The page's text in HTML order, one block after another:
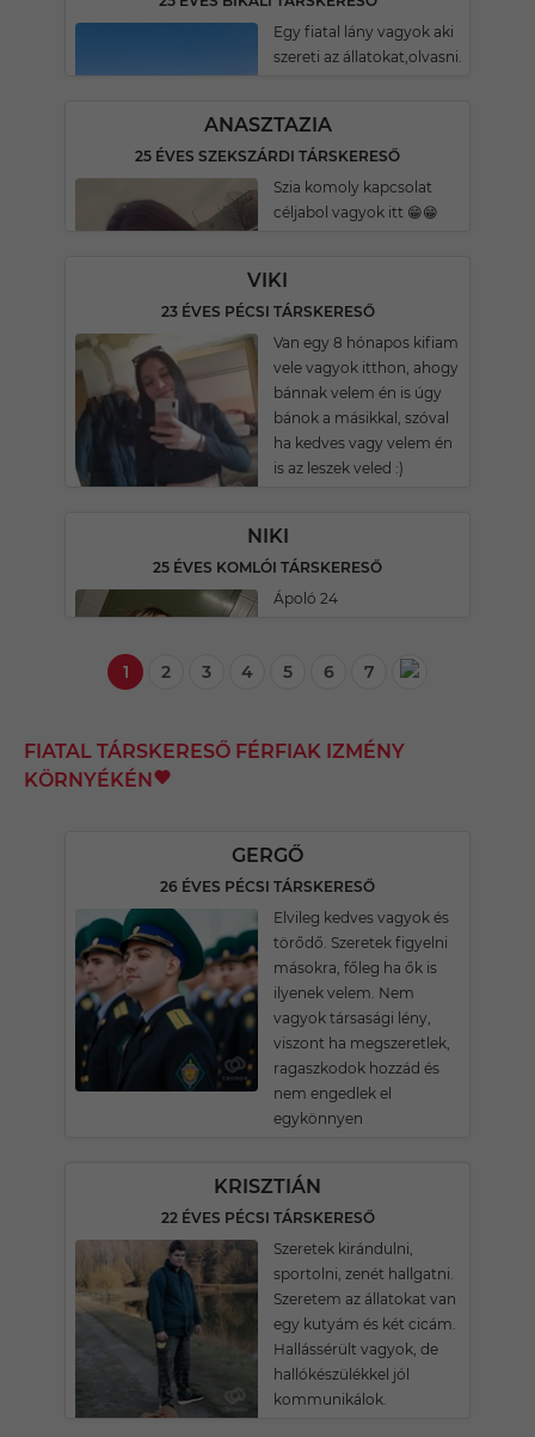
Egy fiatal lány vagyok aki
szereti az állatokat,olvasni.
ANASZTAZIA
25 ÉVES SZEKSZÁRDI TÁRSKERESŐ
Szia komoly kapcsolat
céljabol vagyok itt 😁😁
VIKI
23 ÉVES PÉCSI TÁRSKERESŐ
Van egy 8 hónapos kifiam
vele vagyok itthon, ahogy
bánnak velem én is úgy
bánok a másikkal, szóval
ha kedves vagy velem én
is az leszek veled :)
NIKI
25 ÉVES KOMLÓI TÁRSKERESŐ
Ápoló 24
1 2 3 4 5 6 7
FIATAL TÁRSKERESŐ FÉRFIAK IZMÉNY
KÖRNYÉKÉN
GERGŐ
26 ÉVES PÉCSI TÁRSKERESŐ
Elvileg kedves vagyok és
törődő. Szeretek figyelni
másokra, főleg ha ők is
ilyenek velem. Nem
vagyok társasági lény,
viszont ha megszeretlek,
ragaszkodok hozzád és
nem engedlek el
egykönnyen
KRISZTIÁN
22 ÉVES PÉCSI TÁRSKERESŐ
Szeretek kirándulni,
sportolni, zenét hallgatni.
Szeretem az állatokat van
egy kutyám és két cicám.
Hallássérült vagyok, de
hallókészülékkel jól
kommunikálok.